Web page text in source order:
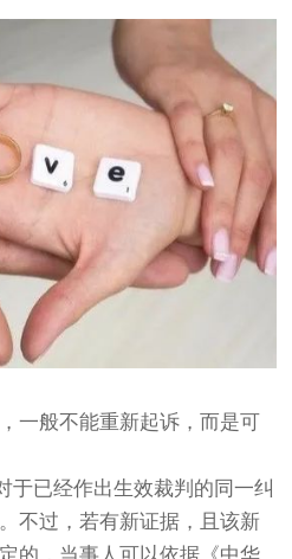
一般不能重新起诉，而是可
于已经作出生效裁判的同一纠
不过，若有新证据，且该新